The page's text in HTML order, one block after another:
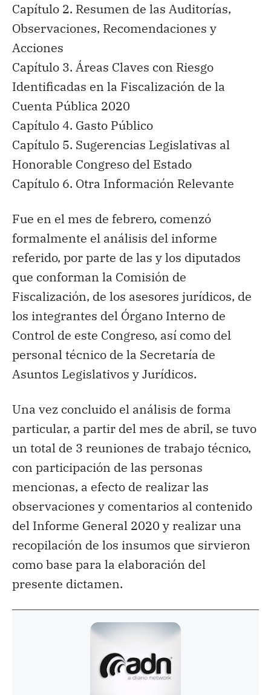
Capítulo 2. Resumen de las Auditorías,
Observaciones, Recomendaciones y
Acciones
Capítulo 3. Áreas Claves con Riesgo
Identificadas en la Fiscalización de la
Cuenta Pública 2020
Capítulo 4. Gasto Público
Capítulo 5. Sugerencias Legislativas al
Honorable Congreso del Estado
Capítulo 6. Otra Información Relevante
Fue en el mes de febrero, comenzó
formalmente el análisis del informe
referido, por parte de las y los diputados
que conforman la Comisión de
Fiscalización, de los asesores jurídicos, de
los integrantes del Órgano Interno de
Control de este Congreso, así como del
personal técnico de la Secretaría de
Asuntos Legislativos y Jurídicos.
Una vez concluido el análisis de forma
particular, a partir del mes de abril, se tuvo
un total de 3 reuniones de trabajo técnico,
con participación de las personas
mencionas, a efecto de realizar las
observaciones y comentarios al contenido
del Informe General 2020 y realizar una
recopilación de los insumos que sirvieron
como base para la elaboración del
presente dictamen.